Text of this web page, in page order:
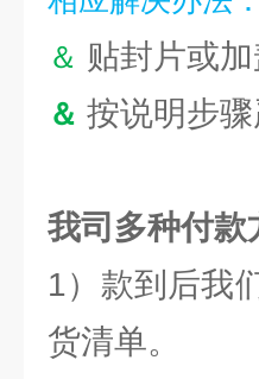
＆ 贴封片或加
＆ 按说明步
我司多种付款
1）款到后我
货清单。